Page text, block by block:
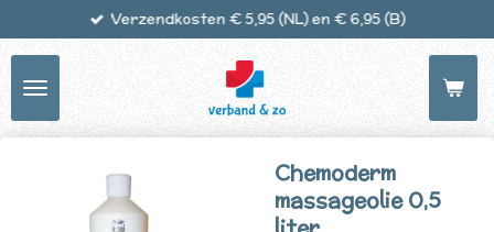
de
hoofdinhoud
Verzendkosten € 5,95 (NL) en € 6,95 (B)
Chemoderm
massageolie 0,5